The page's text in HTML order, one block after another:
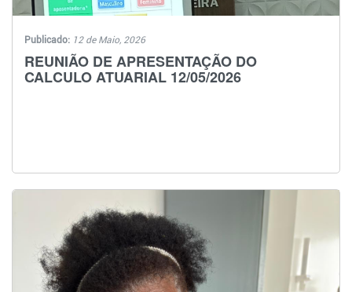
Publicado: 12 de Maio, 2026
REUNIÃO DE APRESENTAÇÃO DO
CALCULO ATUARIAL 12/05/2026